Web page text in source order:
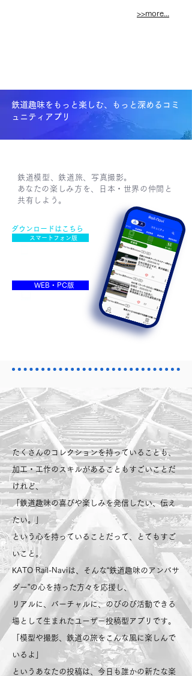
>>more...
鉄道趣味をもっと楽しむ、もっと深めるコミ
ュニティアプリ
鉄道模型、鉄道旅、写真撮影。
​あなたの楽しみ方を、日本・世界の仲間と
共有しよう。
ダウンロードはこちら
スマートフォン版
WEB・PC版
あなたの投稿は、
​ きっとだれかの出発駅になる。
たくさんのコレクションを持っていることも、
加工・工作のスキルがあることもすごいことだ
けれど、
「鉄道趣味の喜びや楽しみを発信したい、伝え
たい。」
という心を持っていることだって、とてもすご
いこと。
KATO Rail-Naviは、そんな“鉄道趣味のアンバサ
ダー”の心を持った方々を応援し、
リアルに、バーチャルに、のびのび活動できる
場として生まれたユーザー投稿型アプリです。
「模型や撮影、鉄道の旅をこんな風に楽しんで
いるよ」
というあなたの投稿は、今日も誰かの新たな楽